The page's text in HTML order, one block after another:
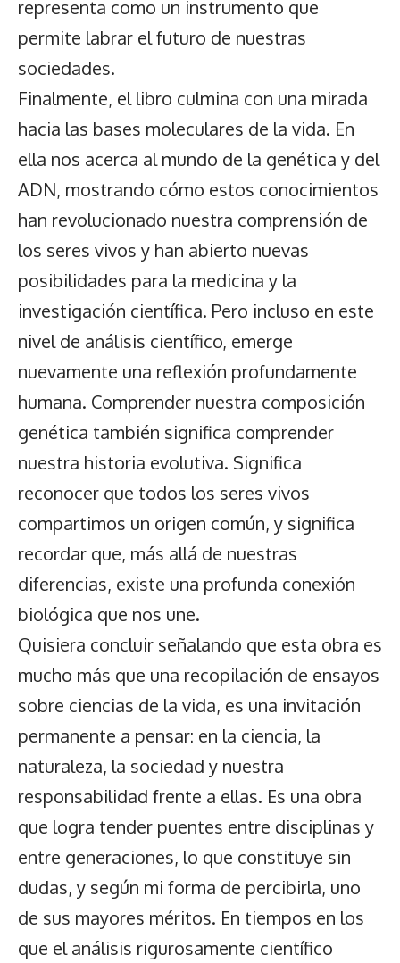
representa como un instrumento que
permite labrar el futuro de nuestras
sociedades.
Finalmente, el libro culmina con una mirada
hacia las bases moleculares de la vida. En
ella nos acerca al mundo de la genética y del
ADN, mostrando cómo estos conocimientos
han revolucionado nuestra comprensión de
los seres vivos y han abierto nuevas
posibilidades para la medicina y la
investigación científica. Pero incluso en este
nivel de análisis científico, emerge
nuevamente una reflexión profundamente
humana. Comprender nuestra composición
genética también significa comprender
nuestra historia evolutiva. Significa
reconocer que todos los seres vivos
compartimos un origen común, y significa
recordar que, más allá de nuestras
diferencias, existe una profunda conexión
biológica que nos une.
Quisiera concluir señalando que esta obra es
mucho más que una recopilación de ensayos
sobre ciencias de la vida, es una invitación
permanente a pensar: en la ciencia, la
naturaleza, la sociedad y nuestra
responsabilidad frente a ellas. Es una obra
que logra tender puentes entre disciplinas y
entre generaciones, lo que constituye sin
dudas, y según mi forma de percibirla, uno
de sus mayores méritos. En tiempos en los
que el análisis rigurosamente científico